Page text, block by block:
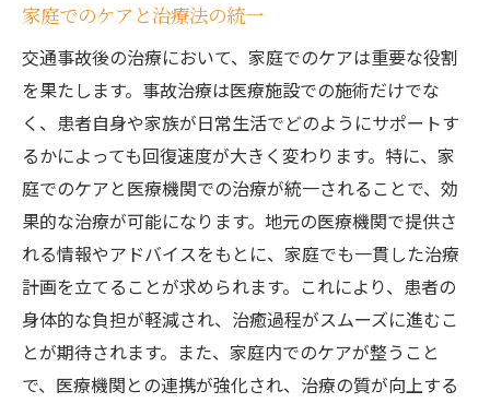
家庭でのケアと治療法の統一
交通事故後の治療において、家庭でのケアは重要な役割
を果たします。事故治療は医療施設での施術だけでな
く、患者自身や家族が日常生活でどのようにサポートす
るかによっても回復速度が大きく変わります。特に、家
庭でのケアと医療機関での治療が統一されることで、効
果的な治療が可能になります。地元の医療機関で提供さ
れる情報やアドバイスをもとに、家庭でも一貫した治療
計画を立てることが求められます。これにより、患者の
身体的な負担が軽減され、治癒過程がスムーズに進むこ
とが期待されます。また、家庭内でのケアが整うこと
で、医療機関との連携が強化され、治療の質が向上する